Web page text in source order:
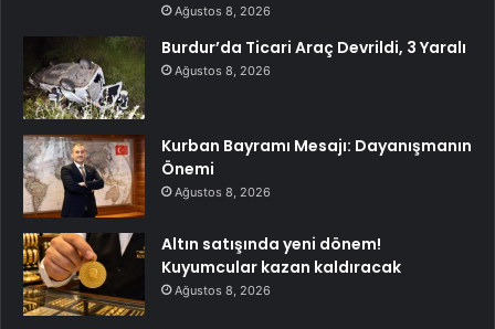
Ağustos 8, 2026
Burdur’da Ticari Araç Devrildi, 3 Yaralı
Ağustos 8, 2026
Kurban Bayramı Mesajı: Dayanışmanın
Önemi
Ağustos 8, 2026
Altın satışında yeni dönem!
Kuyumcular kazan kaldıracak
Ağustos 8, 2026